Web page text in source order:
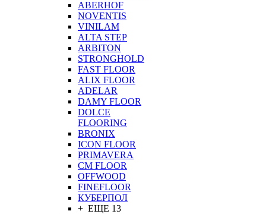
ABERHOF
NOVENTIS
VINILAM
ALTA STEP
ARBITON
STRONGHOLD
FAST FLOOR
ALIX FLOOR
ADELAR
DAMY FLOOR
DOLCE
FLOORING
BRONIX
ICON FLOOR
PRIMAVERA
CM FLOOR
OFFWOOD
FINEFLOOR
КУБЕРПОЛ
+ ЕЩЕ 13